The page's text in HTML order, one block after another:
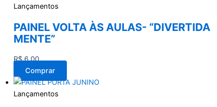
Lançamentos
PAINEL VOLTA ÀS AULAS- “DIVERTIDA
MENTE”
R$6,00
Comprar
Lançamentos